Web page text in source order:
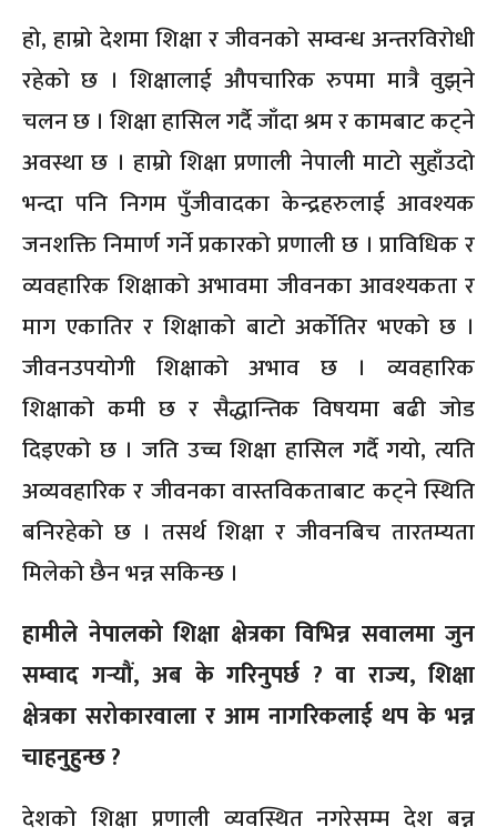
हो, हाम्रो देशमा शिक्षा र जीवनको सम्वन्ध अन्तरविरोधी
रहेको छ । शिक्षालाई औपचारिक रुपमा मात्रै वुझ्‌ने
चलन छ । शिक्षा हासिल गर्दै जाँदा श्रम र कामबाट कट्ने
अवस्था छ । हाम्रो शिक्षा प्रणाली नेपाली माटो सुहाँउदो
भन्दा पनि निगम पुँजीवादका केन्द्रहरुलाई आवश्यक
जनशक्ति निमार्ण गर्ने प्रकारको प्रणाली छ । प्राविधिक र
व्यवहारिक शिक्षाको अभावमा जीवनका आवश्यकता र
माग एकातिर र शिक्षाको बाटो अर्कोतिर भएको छ ।
जीवनउपयोगी शिक्षाको अभाव छ । व्यवहारिक
शिक्षाको कमी छ र सैद्धान्तिक विषयमा बढी जोड
दिइएको छ । जति उच्च शिक्षा हासिल गर्दै गयो, त्यति
अव्यवहारिक र जीवनका वास्तविकताबाट कट्ने स्थिति
बनिरहेको छ । तसर्थ शिक्षा र जीवनबिच तारतम्यता
मिलेको छैन भन्न सकिन्छ ।
हामीले नेपालको शिक्षा क्षेत्रका विभिन्न सवालमा जुन
सम्वाद गर्‍यौं, अब के गरिनुपर्छ ? वा राज्य, शिक्षा
क्षेत्रका सरोकारवाला र आम नागरिकलाई थप के भन्न
चाहनुहुन्छ ?
देशको शिक्षा प्रणाली व्यवस्थित नगरेसम्म देश बन्न